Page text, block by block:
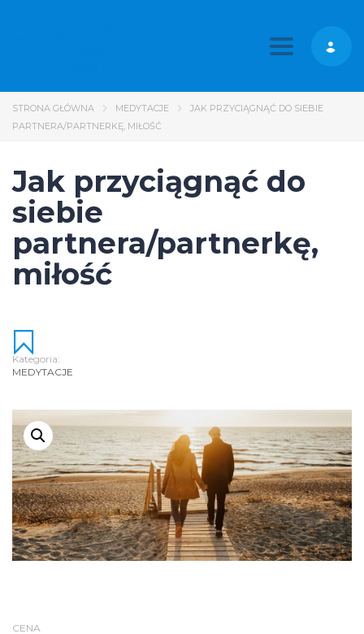
Toggle
STRONA GŁÓWNA MEDYTACJE
JAK PRZYCIĄGNĄĆ DO SIEBIE
PARTNERA/PARTNERKĘ, MIŁOŚĆ
Jak przyciągnąć do
siebie
partnera/partnerkę,
miłość
Kategoria:
MEDYTACJE
CENA